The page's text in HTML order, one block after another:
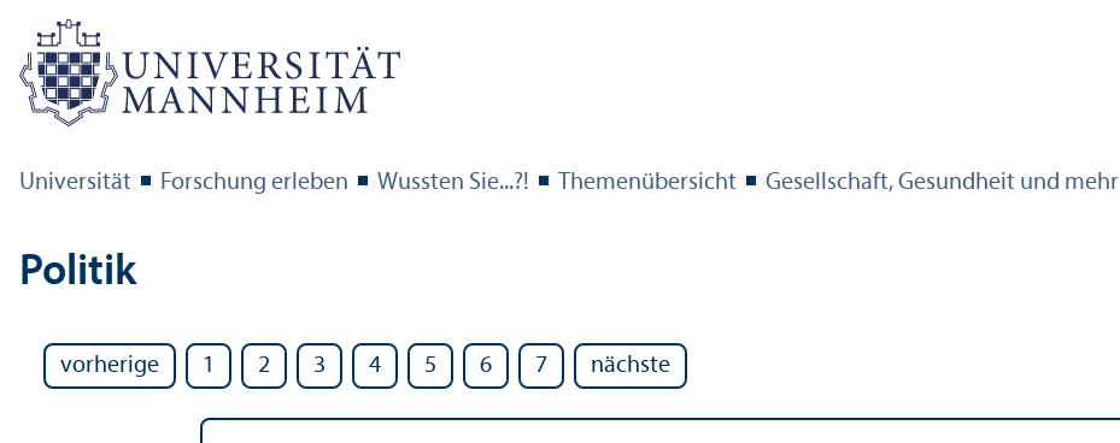
Universität Forschung erleben Wussten Sie...?! Themenübersicht Gesellschaft, Gesundheit und mehr
Politik
vorherige 1 2 3 4 5 6 7 nächste